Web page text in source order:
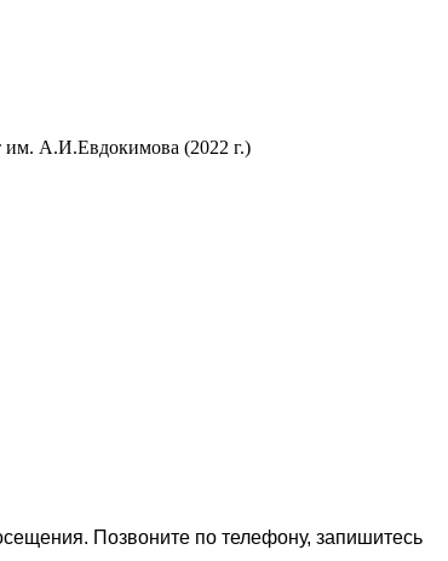
им. А.И.Евдокимова (2022 г.)
Позвоните по телефону, запишитесь